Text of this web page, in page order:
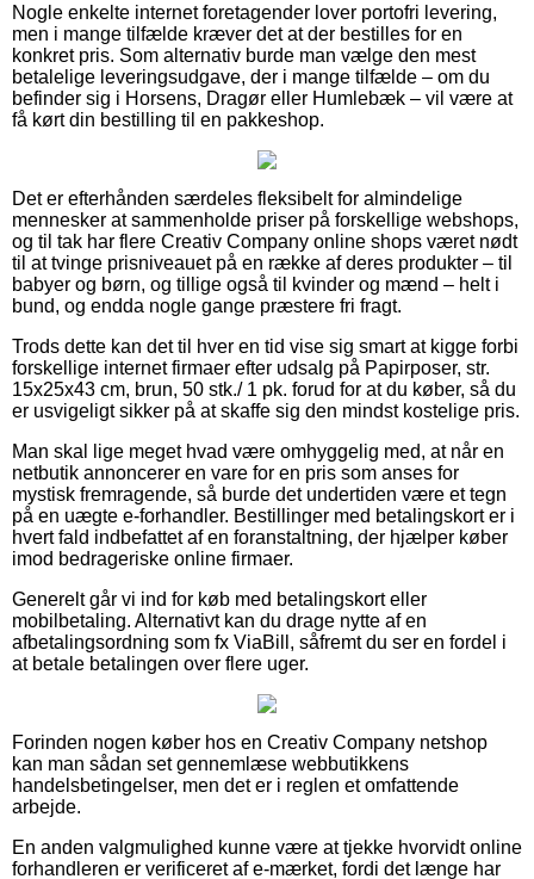
Nogle enkelte internet foretagender lover portofri levering,
men i mange tilfælde kræver det at der bestilles for en
konkret pris. Som alternativ burde man vælge den mest
betalelige leveringsudgave, der i mange tilfælde – om du
befinder sig i Horsens, Dragør eller Humlebæk – vil være at
få kørt din bestilling til en pakkeshop.
Det er efterhånden særdeles fleksibelt for almindelige
mennesker at sammenholde priser på forskellige webshops,
og til tak har flere Creativ Company online shops været nødt
til at tvinge prisniveauet på en række af deres produkter – til
babyer og børn, og tillige også til kvinder og mænd – helt i
bund, og endda nogle gange præstere fri fragt.
Trods dette kan det til hver en tid vise sig smart at kigge forbi
forskellige internet firmaer efter udsalg på Papirposer, str.
15x25x43 cm, brun, 50 stk./ 1 pk. forud for at du køber, så du
er usvigeligt sikker på at skaffe sig den mindst kostelige pris.
Man skal lige meget hvad være omhyggelig med, at når en
netbutik annoncerer en vare for en pris som anses for
mystisk fremragende, så burde det undertiden være et tegn
på en uægte e-forhandler. Bestillinger med betalingskort er i
hvert fald indbefattet af en foranstaltning, der hjælper køber
imod bedrageriske online firmaer.
Generelt går vi ind for køb med betalingskort eller
mobilbetaling. Alternativt kan du drage nytte af en
afbetalingsordning som fx ViaBill, såfremt du ser en fordel i
at betale betalingen over flere uger.
Forinden nogen køber hos en Creativ Company netshop
kan man sådan set gennemlæse webbutikkens
handelsbetingelser, men det er i reglen et omfattende
arbejde.
En anden valgmulighed kunne være at tjekke hvorvidt online
forhandleren er verificeret af e-mærket, fordi det længe har